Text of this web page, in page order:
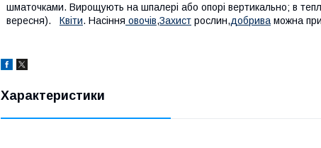
шматочками. Вирощують на шпалері або опорі вертикально; в
вересня). Квiти. Насiння овочiв,Захист рослин,добрива можна
Характеристики